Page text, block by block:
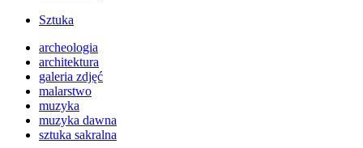
Sztuka
archeologia
architektura
galeria zdjęć
malarstwo
muzyka
muzyka dawna
sztuka sakralna